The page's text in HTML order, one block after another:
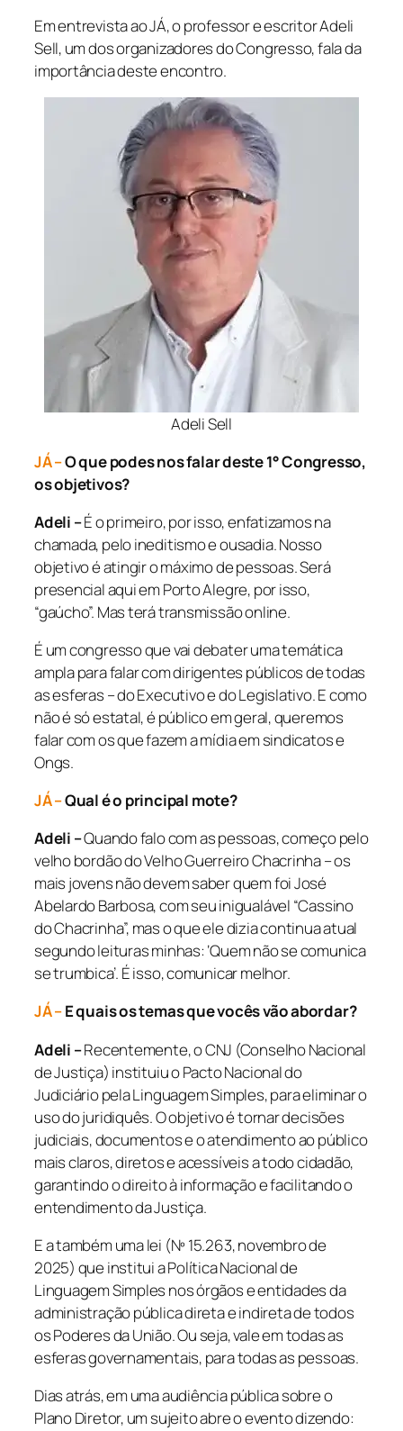
Em entrevista ao JÁ, o professor e escritor Adeli
Sell, um dos organizadores do Congresso, fala da
importância deste encontro.
Adeli Sell
JÁ –O que podes nos falar deste 1° Congresso,
os objetivos?
Adeli –É o primeiro, por isso, enfatizamos na
chamada, pelo ineditismo e ousadia. Nosso
objetivo é atingir o máximo de pessoas. Será
presencial aqui em Porto Alegre, por isso,
“gaúcho”. Mas terá transmissão online.
É um congresso que vai debater uma temática
ampla para falar com dirigentes públicos de todas
as esferas – do Executivo e do Legislativo. E como
não é só estatal, é público em geral, queremos
falar com os que fazem a mídia em sindicatos e
Ongs.
JÁ –Qual é o principal mote?
Adeli –Quando falo com as pessoas, começo pelo
velho bordão do Velho Guerreiro Chacrinha – os
mais jovens não devem saber quem foi José
Abelardo Barbosa, com seu inigualável “Cassino
do Chacrinha”, mas o que ele dizia continua atual
segundo leituras minhas: ‘Quem não se comunica
se trumbica’. É isso, comunicar melhor.
JÁ –E quais os temas que vocês vão abordar?
Adeli –Recentemente, o CNJ (Conselho Nacional
de Justiça) instituiu o Pacto Nacional do
Judiciário pela Linguagem Simples, para eliminar o
uso do juridiquês. O objetivo é tornar decisões
judiciais, documentos e o atendimento ao público
mais claros, diretos e acessíveis a todo cidadão,
garantindo o direito à informação e facilitando o
entendimento da Justiça.
E a também uma lei (Nº 15.263, novembro de
2025) que institui a Política Nacional de
Linguagem Simples nos órgãos e entidades da
administração pública direta e indireta de todos
os Poderes da União. Ou seja, vale em todas as
esferas governamentais, para todas as pessoas.
Dias atrás, em uma audiência pública sobre o
Plano Diretor, um sujeito abre o evento dizendo: